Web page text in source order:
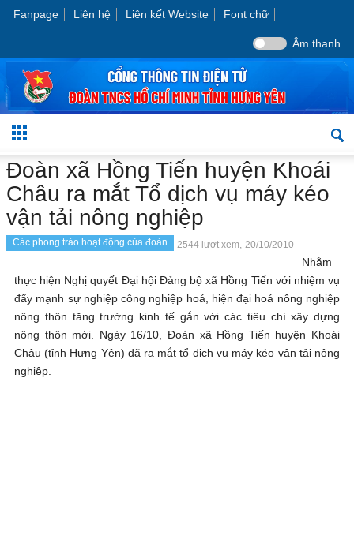
Fanpage Liên hệ Liên kết Website Font chữ
Âm thanh
Đoàn xã Hồng Tiến huyện Khoái
Châu ra mắt Tổ dịch vụ máy kéo
vận tải nông nghiệp
Các phong trào hoạt động của đoàn 2544 lượt xem, 20/10/2010
Nhằm
thực hiện Nghị quyết Đại hội Đảng bộ xã Hồng Tiến với nhiệm vụ
đẩy mạnh sự nghiệp công nghiệp hoá, hiện đại hoá nông nghiệp
nông thôn tăng trưởng kinh tế gắn với các tiêu chí xây dựng
nông thôn mới. Ngày 16/10, Đoàn xã Hồng Tiến huyện Khoái
Châu (tỉnh Hưng Yên) đã ra mắt tổ dịch vụ máy kéo vận tải nông
nghiệp.